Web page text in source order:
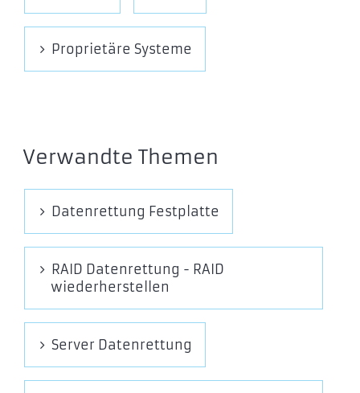
Proprietäre Systeme
Verwandte Themen
Datenrettung Festplatte
RAID Datenrettung - RAID
wiederherstellen
Server Datenrettung